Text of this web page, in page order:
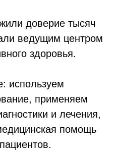
доверие тысяч
ведущим центром
здоровья.
используем
применяем
и лечения,
помощь